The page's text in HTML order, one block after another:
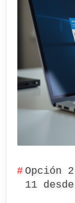
Opción
11